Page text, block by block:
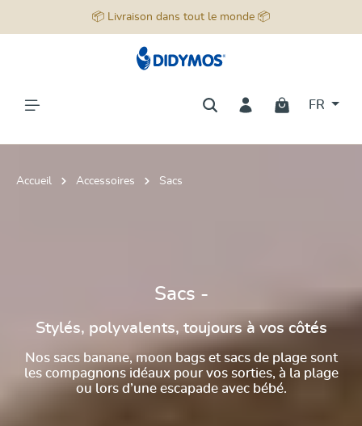
📦 Livraison dans tout le monde 📦
FR
Accueil Accessoires Sacs
Sacs -
Stylés, polyvalents, toujours à vos côtés
Nos sacs banane, moon bags et sacs de plage sont
les compagnons idéaux pour vos sorties, à la plage
ou lors d’une escapade avec bébé.